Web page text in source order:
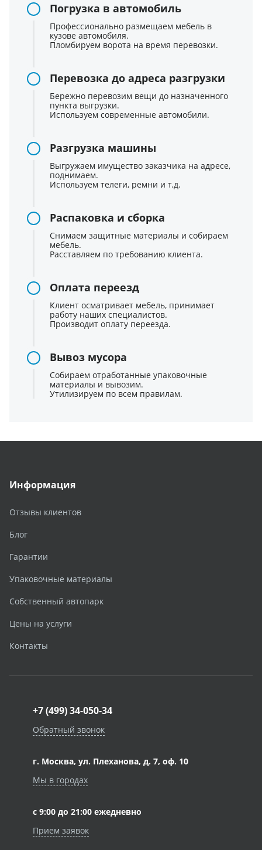
Погрузка в автомобиль
Профессионально размещаем мебель в
кузове автомобиля.
Пломбируем ворота на время перевозки.
Перевозка до адреса разгрузки
Бережно перевозим вещи до назначенного
пункта выгрузки.
Используем современные автомобили.
Разгрузка машины
Выгружаем имущество заказчика на адресе,
поднимаем.
Используем телеги, ремни и т.д.
Распаковка и сборка
Снимаем защитные материалы и собираем
мебель.
Расставляем по требованию клиента.
Оплата переезд
Клиент осматривает мебель, принимает
работу наших специалистов.
Производит оплату переезда.
Вывоз мусора
Собираем отработанные упаковочные
материалы и вывозим.
Утилизируем по всем правилам.
Информация
Отзывы клиентов
Блог
Гарантии
Упаковочные материалы
Собственный автопарк
Цены на услуги
Контакты
+7 (499) 34-050-34
Обратный звонок
г. Москва, ул. Плеханова, д. 7, оф. 10
Мы в городах
с 9:00 до 21:00 ежедневно
Прием заявок